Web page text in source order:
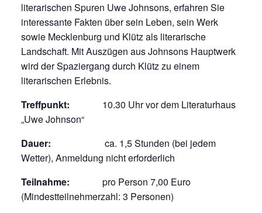
literarischen Spuren Uwe Johnsons, erfahren Sie
interessante Fakten über sein Leben, sein Werk
sowie Mecklenburg und Klütz als literarische
Landschaft. Mit Auszügen aus Johnsons Hauptwerk
wird der Spaziergang durch Klütz zu einem
literarischen Erlebnis.
Treffpunkt: 10.30 Uhr vor dem Literaturhaus
„Uwe Johnson“
Dauer: ca. 1,5 Stunden (bei jedem
Wetter), Anmeldung nicht erforderlich
Teilnahme: pro Person 7,00 Euro
(Mindestteilnehmerzahl: 3 Personen)